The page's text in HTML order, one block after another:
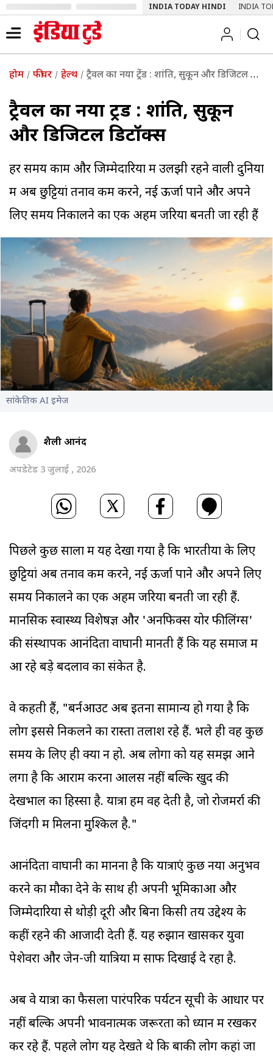
INDIA TODAY HINDI INDIA
होम फीचर हेल्थ ट्रैवल का नया ट्रेंड : शांति, सुकून और डिजिटल डिटॉक्स
ट्रैवल का नया ट्रेंड : शांति, सुकून
और डिजिटल डिटॉक्स
हर समय काम और जिम्मेदारियों में उलझी रहने वाली दुनिया
में अब छुट्टियां तनाव कम करने, नई ऊर्जा पाने और अपने
लिए समय निकालने का एक अहम जरिया बनती जा रही हैं
सांकेतिक AI इमेज
शैली आनंद
अपडेटेड 3 जुलाई , 2026
पिछले कुछ सालों में यह देखा गया है कि भारतीयों के लिए
छुट्टियां अब तनाव कम करने, नई ऊर्जा पाने और अपने लिए
समय निकालने का एक अहम जरिया बनती जा रही हैं.
मानसिक स्वास्थ्य विशेषज्ञ और 'अनफिक्स योर फीलिंग्स'
की संस्थापक आनंदिता वाघानी मानती हैं कि यह समाज में
आ रहे बड़े बदलाव का संकेत है.
वे कहती हैं, "बर्नआउट अब इतना सामान्य हो गया है कि
लोग इससे निकलने का रास्ता तलाश रहे हैं. भले ही वह कुछ
समय के लिए ही क्यों न हो. अब लोगों को यह समझ आने
लगा है कि आराम करना आलस नहीं बल्कि खुद की
देखभाल का हिस्सा है. यात्रा हमें वह देती है, जो रोजमर्रा की
जिंदगी में मिलना मुश्किल है."
आनंदिता वाघानी का मानना है कि यात्राएं कुछ नया अनुभव
करने का मौका देने के साथ ही अपनी भूमिकाओं और
जिम्मेदारियों से थोड़ी दूरी और बिना किसी तय उद्देश्य के
कहीं रहने की आजादी देती हैं. यह रुझान खासकर युवा
पेशेवरों और जेन-जी यात्रियों में साफ दिखाई दे रहा है.
अब वे यात्रा का फैसला पारंपरिक पर्यटन सूची के आधार पर
नहीं बल्कि अपनी भावनात्मक जरूरतों को ध्यान में रखकर
कर रहे हैं. पहले लोग यह देखते थे कि बाकी लोग कहां जा